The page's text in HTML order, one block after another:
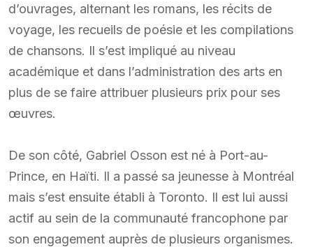
d’ouvrages, alternant les romans, les récits de
voyage, les recueils de poésie et les compilations
de chansons. Il s’est impliqué au niveau
académique et dans l’administration des arts en
plus de se faire attribuer plusieurs prix pour ses
œuvres.
De son côté, Gabriel Osson est né à Port-au-
Prince, en Haïti. Il a passé sa jeunesse à Montréal
mais s’est ensuite établi à Toronto. Il est lui aussi
actif au sein de la communauté francophone par
son engagement auprès de plusieurs organismes.